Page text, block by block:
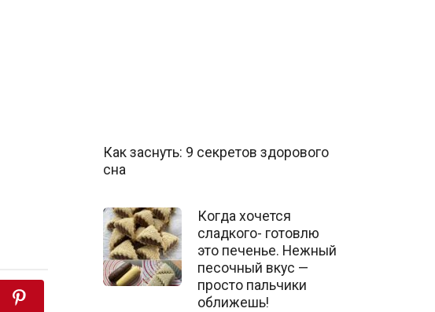
Как заснуть: 9 секретов здорового
сна
Когда хочется
сладкого- готовлю
это печенье. Нежный
песочный вкус —
просто пальчики
оближешь!